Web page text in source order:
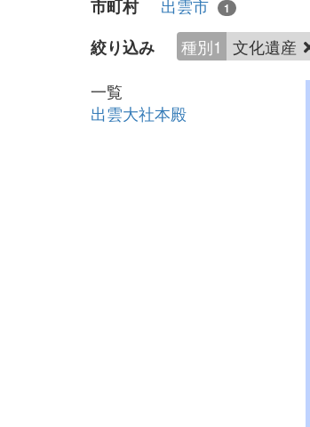
市町村 出雲市 1
絞り込み 種別1 文化遺産
一覧
出雲大社本殿